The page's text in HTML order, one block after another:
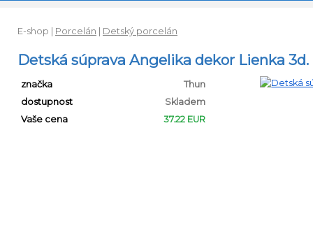
E-shop Porcelán Detský porcelán
Detská súprava Angelika dekor Lienka 3d.
značka
Thun
dostupnost
Skladem
Vaše cena
37.22 EUR